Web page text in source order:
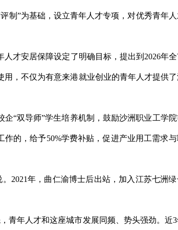
制”为基础，设立青年人才专项，对优秀青年人
才安居保障设定了明确目标，提出到2026年
用，不仅为有意来港就业创业的青年人才提供
“双导师”学生培养机制，鼓励沙洲职业工学
的，给予50%学费补贴，促进产业用工需求
2021年，曲仁渝博士后出站，加入江苏七洲
青年人才和这座城市发展同频、势头强劲。近